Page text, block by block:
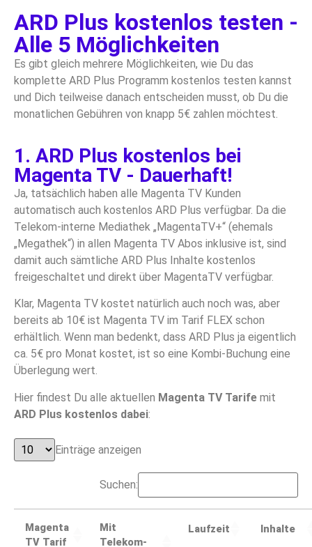
ARD Plus kostenlos testen -
Alle 5 Möglichkeiten
Es gibt gleich mehrere Möglichkeiten, wie Du das
komplette ARD Plus Programm kostenlos testen kannst
und Dich teilweise danach entscheiden musst, ob Du die
monatlichen Gebühren von knapp 5€ zahlen möchtest.
1. ARD Plus kostenlos bei
Magenta TV - Dauerhaft!
Ja, tatsächlich haben alle Magenta TV Kunden
automatisch auch kostenlos ARD Plus verfügbar. Da die
Telekom-interne Mediathek „MagentaTV+“ (ehemals
„Megathek“) in allen Magenta TV Abos inklusive ist, sind
damit auch sämtliche ARD Plus Inhalte kostenlos
freigeschaltet und direkt über MagentaTV verfügbar.
Klar, Magenta TV kostet natürlich auch noch was, aber
bereits ab 10€ ist Magenta TV im Tarif FLEX schon
erhältlich. Wenn man bedenkt, dass ARD Plus ja eigentlich
ca. 5€ pro Monat kostet, ist so eine Kombi-Buchung eine
Überlegung wert.
Hier findest Du alle aktuellen Magenta TV Tarife mit
ARD Plus kostenlos dabei:
Einträge anzeigen
Suchen:
Magenta
TV Tarif
Mit
Telekom-
Laufzeit Inhalte